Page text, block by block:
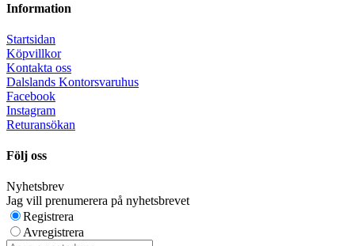
Information
Startsidan
Köpvillkor
Kontakta oss
Dalslands Kontorsvaruhus
Facebook
Instagram
Returansökan
Följ oss
Nyhetsbrev
Jag vill prenumerera på nyhetsbrevet
Registrera
Avregistrera